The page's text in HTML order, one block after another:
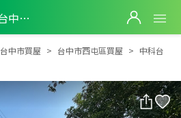
中科台中基地附近特定區東林段農
中科台中基地附近特定區東林段農
台中市買屋 台中市西屯區買屋
中科台